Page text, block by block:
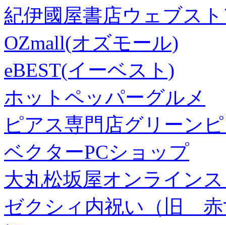
紀伊國屋書店ウェブス
OZmall(オズモール)
eBEST(イーベスト)
ホットペッパーグルメ
ピアス専門店グリーン
ベクターPCショップ
大丸松坂屋オンライン
ゼクシィ内祝い（旧 赤